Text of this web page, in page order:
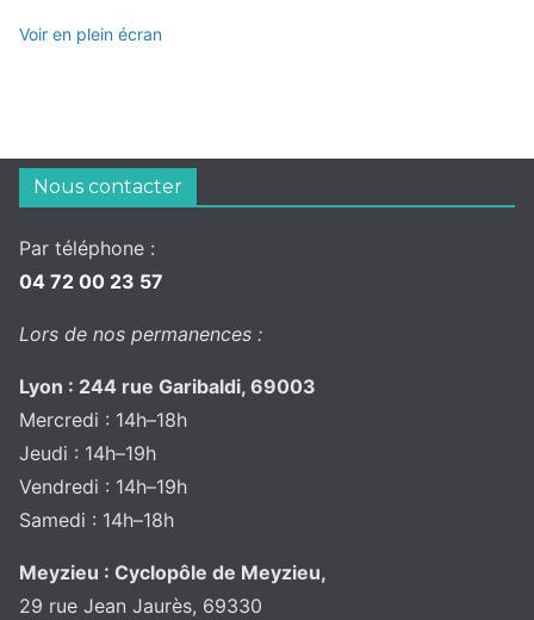
Voir en plein écran
Nous contacter
Par téléphone :
04 72 00 23 57
Lors de nos permanences :
Lyon : 244 rue Garibaldi, 69003
Mercredi : 14h–18h
Jeudi : 14h–19h
Vendredi : 14h–19h
Samedi : 14h–18h
Meyzieu : Cyclopôle de Meyzieu,
29 rue Jean Jaurès, 69330